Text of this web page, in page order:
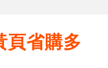
頁省購多